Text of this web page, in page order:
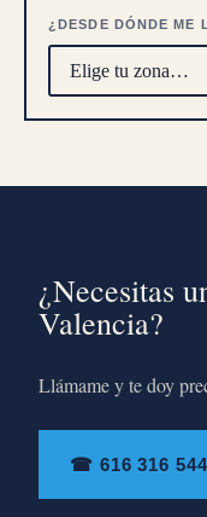
¿DESDE DÓNDE ME
¿Necesitas
Valencia?
Llámame y te doy
☎ 616 316 544